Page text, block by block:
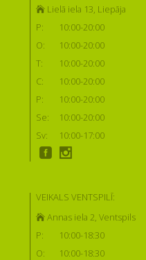
Lielā iela 13, Liepāja
P:
10:00-20:00
O:
10:00-20:00
T:
10:00-20:00
C:
10:00-20:00
P:
10:00-20:00
Se:
10:00-20:00
Sv:
10:00-17:00
VEIKALS VENTSPILĪ:
Annas iela 2, Ventspils
P:
10:00-18:30
O:
10:00-18:30